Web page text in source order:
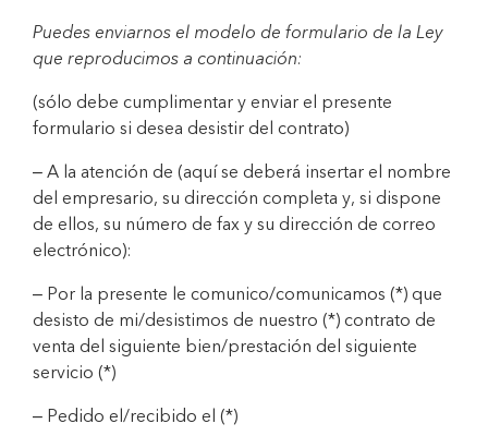
Puedes enviarnos el modelo de formulario de la Ley
que reproducimos a continuación:
(sólo debe cumplimentar y enviar el presente
formulario si desea desistir del contrato)
– A la atención de (aquí se deberá insertar el nombre
del empresario, su dirección completa y, si dispone
de ellos, su número de fax y su dirección de correo
electrónico):
– Por la presente le comunico/comunicamos (*) que
desisto de mi/desistimos de nuestro (*) contrato de
venta del siguiente bien/prestación del siguiente
servicio (*)
– Pedido el/recibido el (*)